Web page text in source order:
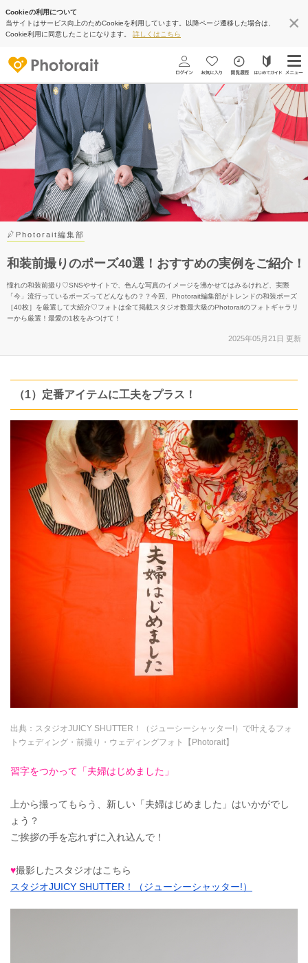
Cookieの利用について
当サイトはサービス向上のためCookieを利用しています。以降ページ遷移した場合は、
Cookie利用に同意したことになります。 詳しくはこちら
Photorait編集部
和装前撮りのポーズ40選！おすすめの実例をご紹介！
憧れの和装前撮り♡SNSやサイトで、色んな写真のイメージを沸かせてはみるけれど、実際
「今」流行っているポーズってどんなもの？？今回、Photorait編集部がトレンドの和装ポーズ
［40枚］を厳選して大紹介♡フォトは全て掲載スタジオ数最大級のPhotoraitのフォトギャラリ
ーから厳選！最愛の1枚をみつけて！
2025年05月21日 更新
（1）定番アイテムに工夫をプラス！
出典： スタジオJUICY SHUTTER！（ジューシーシャッター!）で叶えるフォ
トウェディング・前撮り・ウェディングフォト【Photorait】
習字をつかって「夫婦はじめました」
上から撮ってもらう、新しい「夫婦はじめました」はいかがでし
ょう？
ご挨拶の手を忘れずに入れ込んで！
♥撮影したスタジオはこちら
スタジオJUICY SHUTTER！（ジューシーシャッター!）